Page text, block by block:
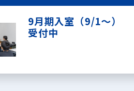
9月期入室（9/1～）
受付中